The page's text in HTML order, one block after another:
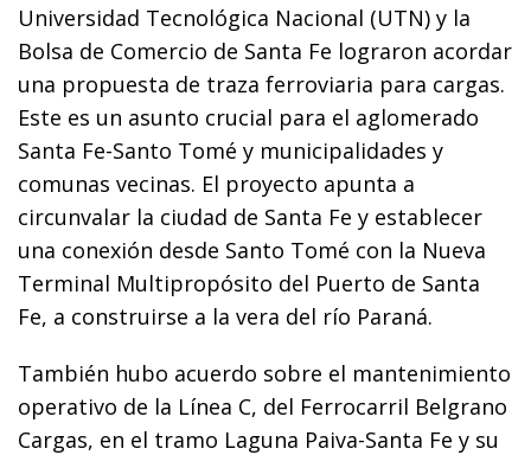
Universidad Tecnológica Nacional (UTN) y la
Bolsa de Comercio de Santa Fe lograron acordar
una propuesta de traza ferroviaria para cargas.
Este es un asunto crucial para el aglomerado
Santa Fe-Santo Tomé y municipalidades y
comunas vecinas. El proyecto apunta a
circunvalar la ciudad de Santa Fe y establecer
una conexión desde Santo Tomé con la Nueva
Terminal Multipropósito del Puerto de Santa
Fe, a construirse a la vera del río Paraná.
También hubo acuerdo sobre el mantenimiento
operativo de la Línea C, del Ferrocarril Belgrano
Cargas, en el tramo Laguna Paiva-Santa Fe y su